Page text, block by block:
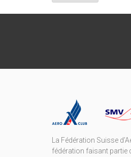
La Fédération Suisse
fédération faisant partie